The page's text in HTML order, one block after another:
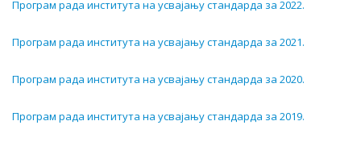
Програм рада института на усвајању стандарда зa 2022.
Програм рада института на усвајању стандарда зa 2021.
Програм рада института на усвајању стандарда зa 2020.
Програм рада института на усвајању стандарда зa 2019.